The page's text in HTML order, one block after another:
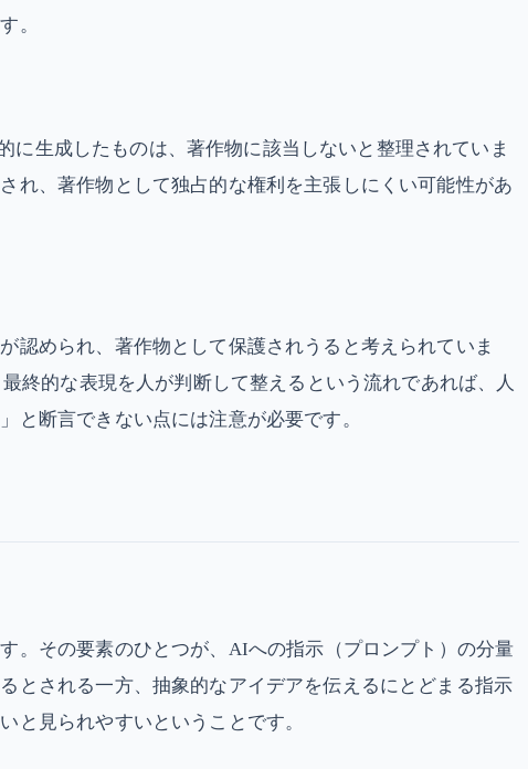
。
生成したものは、著作物に該当しないと整理されていま
れ、著作物として独占的な権利を主張しにくい可能性があ
認められ、著作物として保護されうると考えられていま
終的な表現を人が判断して整えるという流れであれば、人
と断言できない点には注意が必要です。
。その要素のひとつが、AIへの指示（プロンプト）の分量
とされる一方、抽象的なアイデアを伝えるにとどまる指示
と見られやすいということです。